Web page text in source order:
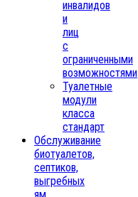
инвалидов
и
лиц
с
ограниченными
возможностями
Туалетные
модули
класса
стандарт
Обслуживание
биотуалетов,
септиков,
выгребных